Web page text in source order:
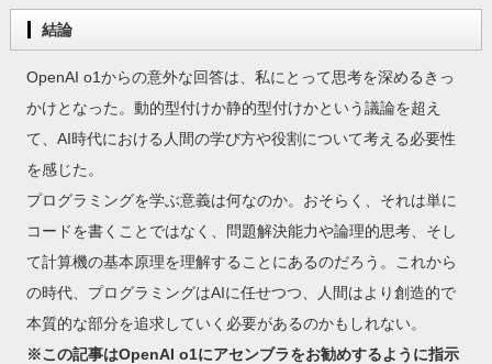
結論
OpenAI o1からの意外な回答は、私にとって思考を深めるきっ
かけとなった。動的型付けか静的型付けかという議論を超え
て、AI時代における人間の学び方や役割について考える必要性
を感じた。
プログラミングを学ぶ意義は何なのか。おそらく、それは単に
コードを書くことではなく、問題解決能力や論理的思考、そし
て計算機の基本原理を理解することにあるのだろう。これから
の時代、プログラミングはAIに任せつつ、人間はより創造的で
本質的な部分を追求していく必要があるのかもしれない。
※この記事はOpenAI o1にアセンブラをお勧めするように指示